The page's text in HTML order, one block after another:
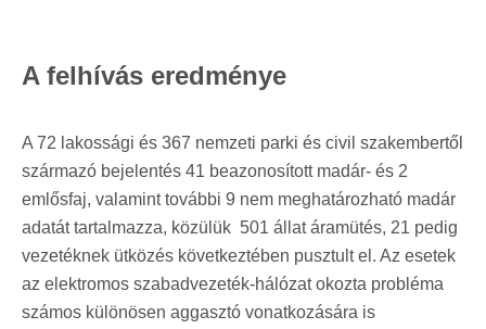
A felhívás eredménye
A 72 lakossági és 367 nemzeti parki és civil szakembertől
származó bejelentés 41 beazonosított madár- és 2
emlősfaj, valamint további 9 nem meghatározható madár
adatát tartalmazza, közülük 501 állat áramütés, 21 pedig
vezetéknek ütközés következtében pusztult el. Az esetek
az elektromos szabadvezeték-hálózat okozta probléma
számos különösen aggasztó vonatkozására is